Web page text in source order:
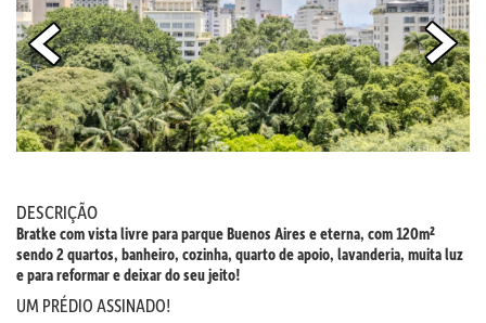
DESCRIÇÃO
Bratke com vista livre para parque Buenos Aires e eterna, com 120m²
sendo 2 quartos, banheiro, cozinha, quarto de apoio, lavanderia, muita luz
e para reformar e deixar do seu jeito!
UM PRÉDIO ASSINADO!